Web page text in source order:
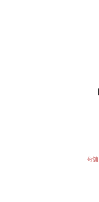
商舖